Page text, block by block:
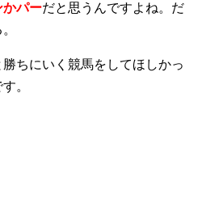
かパーだと思うんですよね。だ
ちにいく競馬をしてほしかっ
。